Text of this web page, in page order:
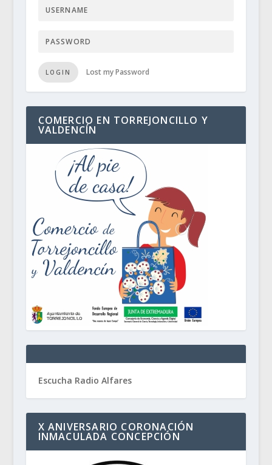
LOGIN Lost my Password
COMERCIO EN TORREJONCILLO Y
VALDENCÍN
Escucha Radio Alfares
X ANIVERSARIO CORONACIÓN
INMACULADA CONCEPCIÓN